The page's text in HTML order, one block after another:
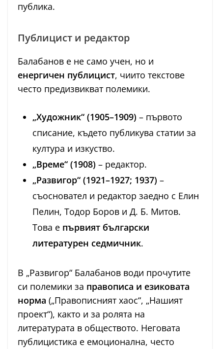
публика.
Публицист и редактор
Балабанов е не само учен, но и
енергичен публицист, чиито текстове
често предизвикват полемики.
„Художник“ (1905–1909) – първото
списание, където публикува статии за
култура и изкуство.
„Време“ (1908) – редактор.
„Развигор“ (1921–1927; 1937) –
съосновател и редактор заедно с Елин
Пелин, Тодор Боров и Д. Б. Митов.
Това е първият български
литературен седмичник.
В „Развигор“ Балабанов води прочутите
си полемики за правописа и езиковата
норма („Правописният хаос“, „Нашият
проект“), както и за ролята на
литературата в обществото. Неговата
публицистика е емоционална, често